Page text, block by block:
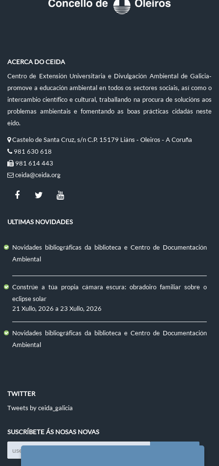
ACERCA DO CEIDA
Centro de Extensión Universitaria e Divulgación Ambiental de Galicia-
promove a educación ambiental en todos os sectores sociais, así como o
intercambio científico e cultural, traballando na procura de solucións aos
problemas ambientais e fomentando as boas prácticas cidadás neste
eido.
Castelo de Santa Cruz, s/n C.P. 15179 Liáns - Oleiros - A Coruña
981 630 618
981 614 443
ceida@ceida.org
ULTIMAS NOVIDADES
Novidades bibliográficas da biblioteca e Centro de Documentación
Ambiental
Constrúe a túa propia cámara escura: obradoiro familiar sobre o
eclipse solar
21 Xullo, 2026 a 23 Xullo, 2026
Novidades bibliográficas da biblioteca e Centro de Documentación
Ambiental
TWITTER
Tweets by ceida_galicia
SUSCRÍBETE ÁS NOSAS NOVAS